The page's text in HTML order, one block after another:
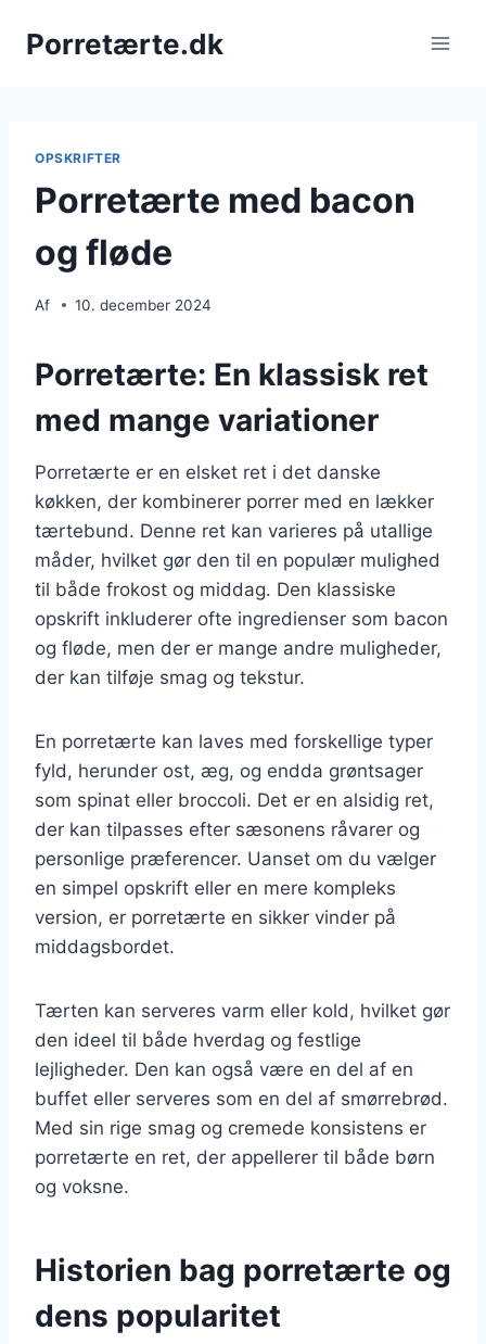
Porretærte.dk
OPSKRIFTER
Porretærte med bacon
og fløde
Af 10. december 2024
Porretærte: En klassisk ret
med mange variationer
Porretærte er en elsket ret i det danske
køkken, der kombinerer porrer med en lækker
tærtebund. Denne ret kan varieres på utallige
måder, hvilket gør den til en populær mulighed
til både frokost og middag. Den klassiske
opskrift inkluderer ofte ingredienser som bacon
og fløde, men der er mange andre muligheder,
der kan tilføje smag og tekstur.
En porretærte kan laves med forskellige typer
fyld, herunder ost, æg, og endda grøntsager
som spinat eller broccoli. Det er en alsidig ret,
der kan tilpasses efter sæsonens råvarer og
personlige præferencer. Uanset om du vælger
en simpel opskrift eller en mere kompleks
version, er porretærte en sikker vinder på
middagsbordet.
Tærten kan serveres varm eller kold, hvilket gør
den ideel til både hverdag og festlige
lejligheder. Den kan også være en del af en
buffet eller serveres som en del af smørrebrød.
Med sin rige smag og cremede konsistens er
porretærte en ret, der appellerer til både børn
og voksne.
Historien bag porretærte og
dens popularitet